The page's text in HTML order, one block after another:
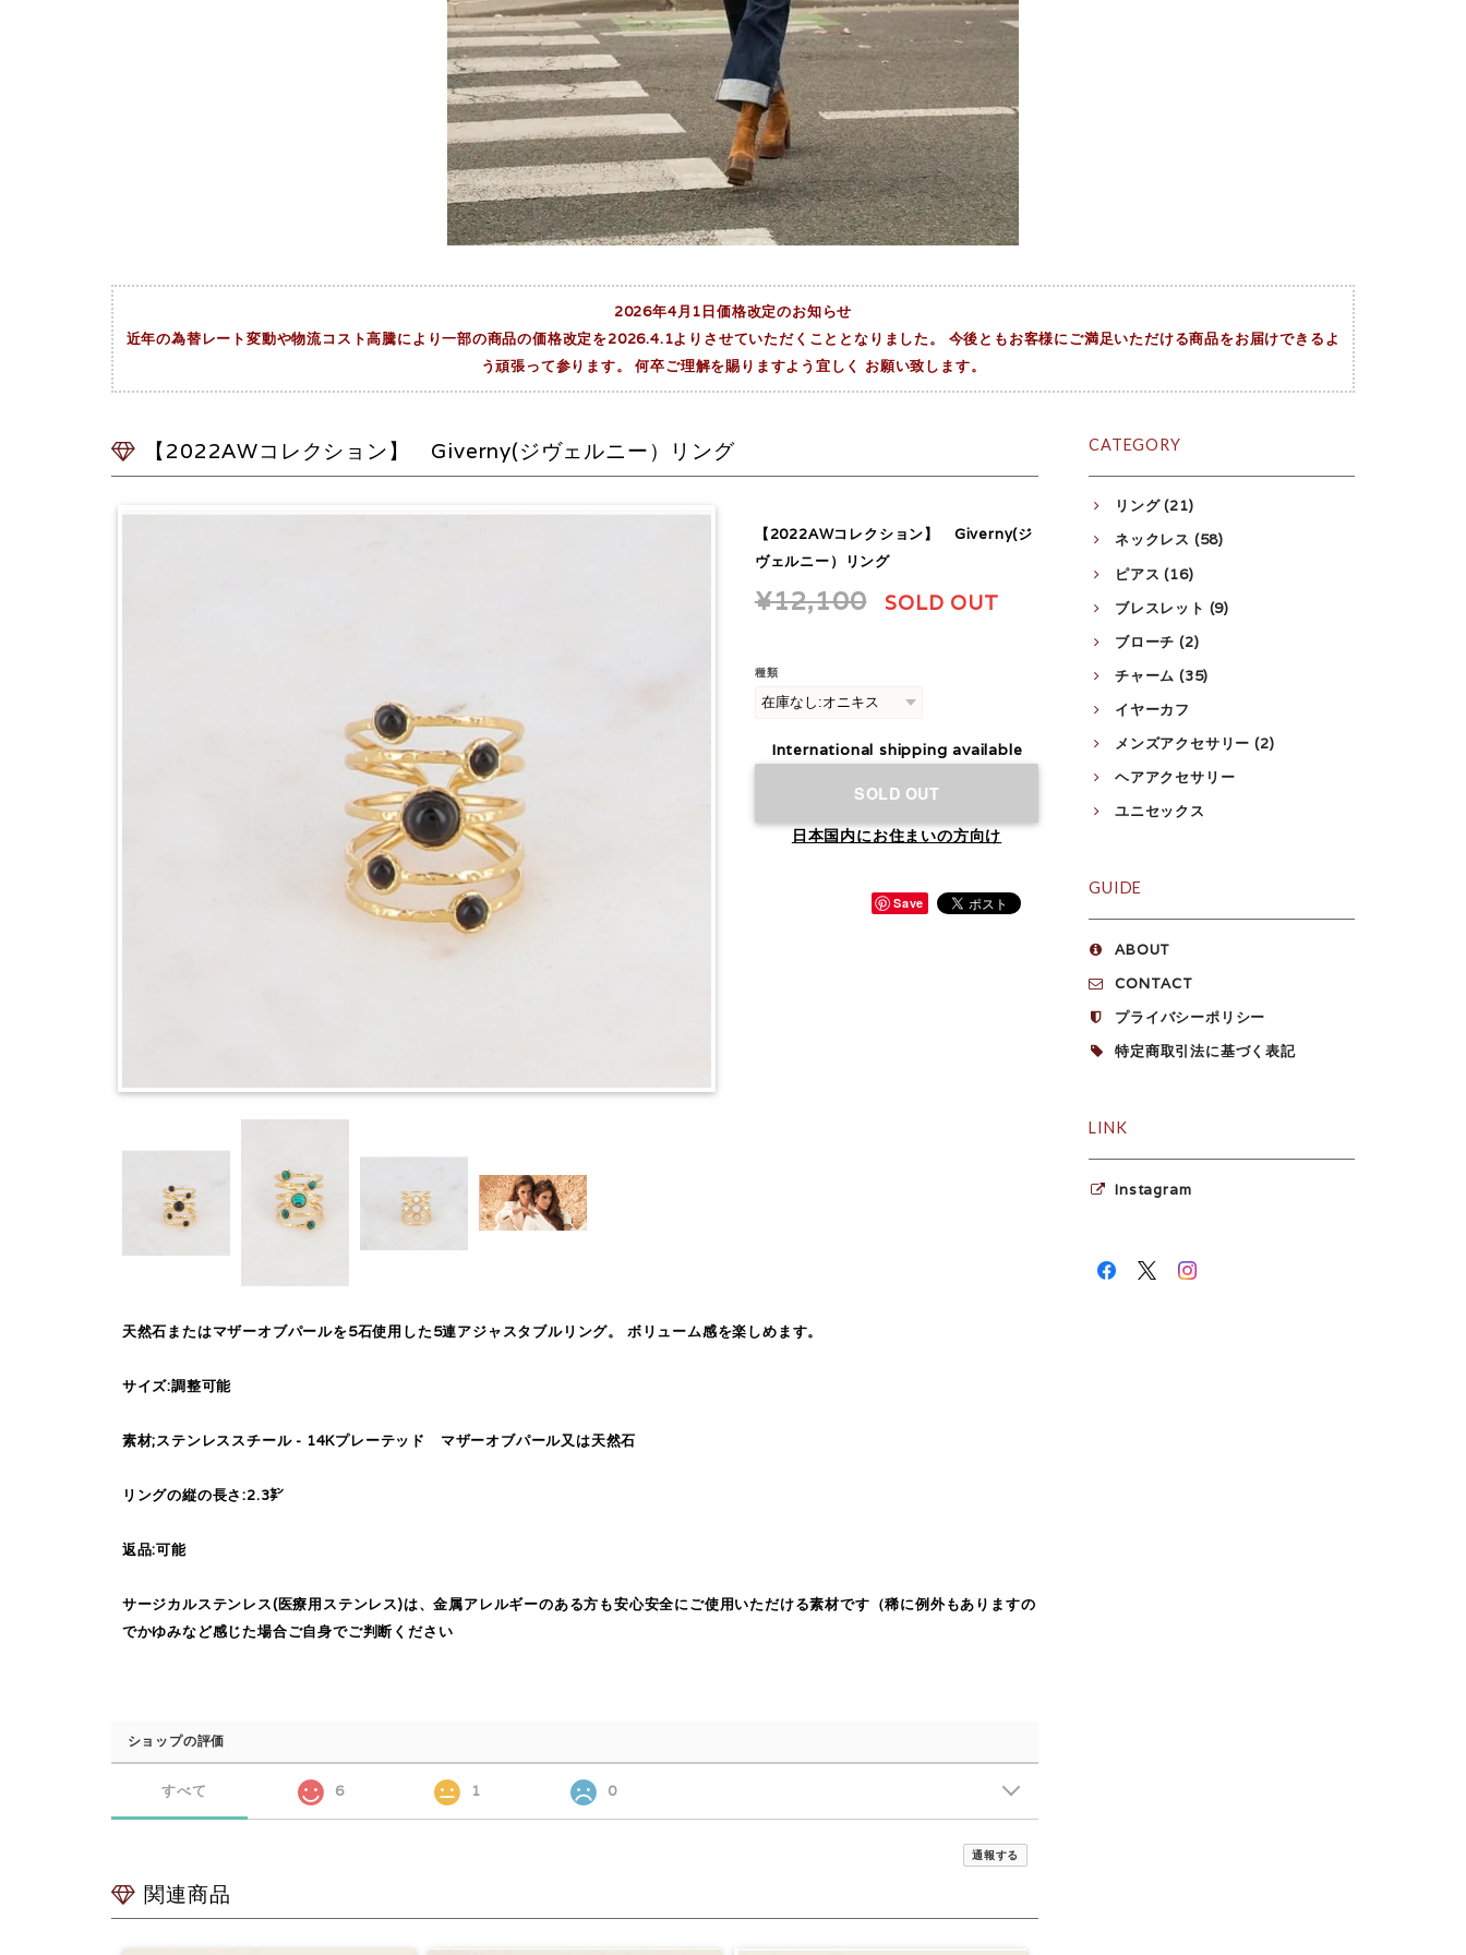
2026年4月1日価格改定のお知らせ
近年の為替レート変動や物流コスト高騰により一部の商品の価格改定を2026.4.1よりさせていただくこととなりました。 今後ともお客様にご満足いただける商品をお届けできるよ
う頑張って参ります。 何卒ご理解を賜りますよう宜しく お願い致します。
【2022AWコレクション】 Giverny(ジヴェルニー）リング
【2022AWコレクション】 Giverny(ジ
ヴェルニー）リング
¥12,100 SOLD OUT
種類
International shipping available
SOLD OUT
日本国内にお住まいの方向け
Save
天然石またはマザーオブパールを5石使用した5連アジャスタブルリング。 ボリューム感を楽しめます。
サイズ:調整可能
素材;ステンレススチール - 14Kプレーテッド マザーオブパール又は天然石
リングの縦の長さ:2.3㌢
返品:可能
サージカルステンレス(医療用ステンレス)は、金属アレルギーのある方も安心安全にご使用いただける素材です（稀に例外もありますの
でかゆみなど感じた場合ご自身でご判断ください
ショップの評価
すべて 6 1 0
通報する
関連商品
CATEGORY
リング (21)
ネックレス (58)
ピアス (16)
ブレスレット (9)
ブローチ (2)
チャーム (35)
イヤーカフ
メンズアクセサリー (2)
ヘアアクセサリー
ユニセックス
GUIDE
ABOUT
CONTACT
プライバシーポリシー
特定商取引法に基づく表記
LINK
Instagram